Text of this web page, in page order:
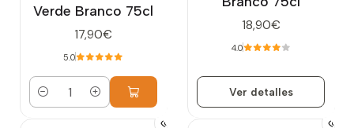
Verde Branco 75cl
17,90€
5.0
Cantidad
18,90€
4.0
Ver detalles